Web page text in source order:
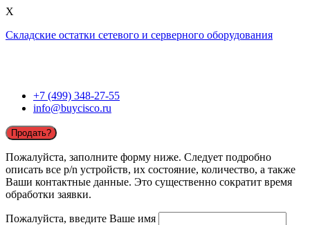
X
Складские остатки сетевого и серверного оборудования
+7 (499) 348-27-55
info@buycisco.ru
Продать?
Пожалуйста, заполните форму ниже. Следует подробно
описать все p/n устройств, их состояние, количество, а также
Ваши контактные данные. Это существенно сократит время
обработки заявки.
Пожалуйста, введите Ваше имя